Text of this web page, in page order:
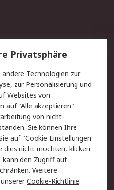
Lieferlösungen
Kontakt
Datenschutz
Zahlungsbedingungen
Privatsphäre
Technologien zur
zur Personalisierung und
Websites von
auf "Alle akzeptieren"
von nicht-
Sie können Ihre
auf "Cookie Einstellungen
dies nicht möchten, klicken
kann den Zugriff auf
Weitere
Cookie-Richtlinie.